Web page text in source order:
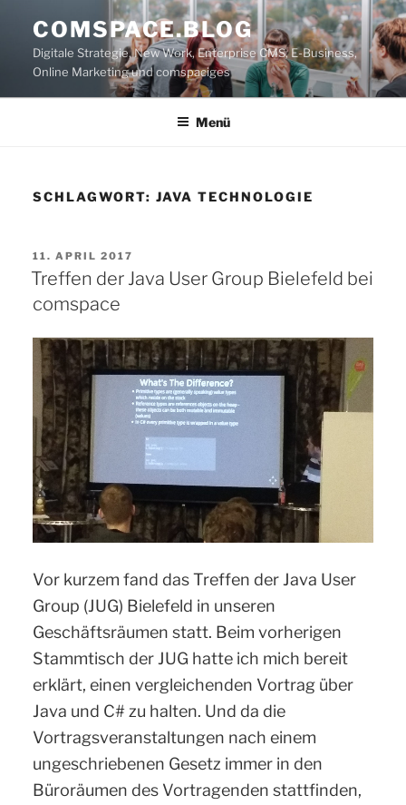
Inhalt
springen
COMSPACE.BLOG
Digitale Strategie, New Work, Enterprise CMS, E-Business,
Online Marketing und comspaciges
Menü
SCHLAGWORT: JAVA TECHNOLOGIE
VERÖFFENTLICHT
AM
11. APRIL 2017
Treffen der Java User Group Bielefeld bei
comspace
Vor kurzem fand das Treffen der Java User
Group (JUG) Bielefeld in unseren
Geschäftsräumen statt. Beim vorherigen
Stammtisch der JUG hatte ich mich bereit
erklärt, einen vergleichenden Vortrag über
Java und C# zu halten. Und da die
Vortragsveranstaltungen nach einem
ungeschriebenen Gesetz immer in den
Büroräumen des Vortragenden stattfinden,